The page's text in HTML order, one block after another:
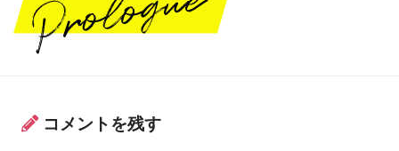
コメントを残す